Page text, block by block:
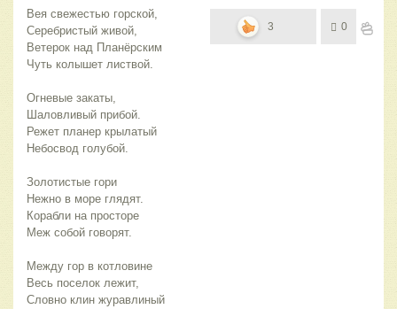
Вея свежестью горской,
Серебристый живой,
Ветерок над Планёрским
Чуть колышет листвой.
Огневые закаты,
Шаловливый прибой.
Режет планер крылатый
Небосвод голубой.
Золотистые гори
Нежно в море глядят.
Корабли на просторе
Меж собой говорят.
Между гор в котловине
Весь поселок лежит,
Словно клин журавлиный
3 0